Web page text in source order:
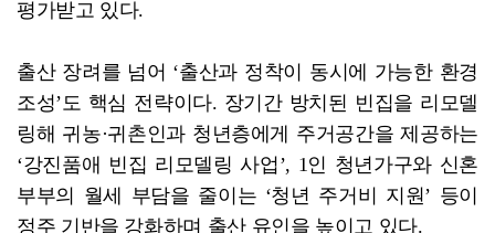
평가받고 있다.
출산 장려를 넘어 ‘출산과 정착이 동시에 가능한 환경
조성’도 핵심 전략이다. 장기간 방치된 빈집을 리모델
링해 귀농·귀촌인과 청년층에게 주거공간을 제공하는
‘강진품애 빈집 리모델링 사업’, 1인 청년가구와 신혼
부부의 월세 부담을 줄이는 ‘청년 주거비 지원’ 등이
정주 기반을 강화하며 출산 유인을 높이고 있다.